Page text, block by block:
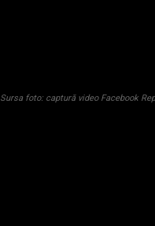
Sursa foto: captură video Facebook